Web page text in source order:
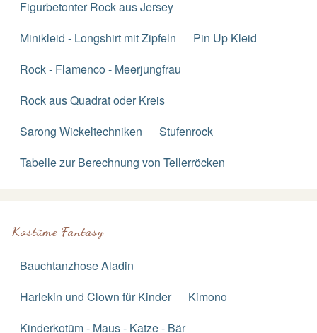
Figurbetonter Rock aus Jersey
Minikleid - Longshirt mit Zipfeln
Pin Up Kleid
Rock - Flamenco - Meerjungfrau
Rock aus Quadrat oder Kreis
Sarong Wickeltechniken
Stufenrock
Tabelle zur Berechnung von Tellerröcken
Kostüme Fantasy
Bauchtanzhose Aladin
Harlekin und Clown für Kinder
Kimono
Kinderkotüm - Maus - Katze - Bär